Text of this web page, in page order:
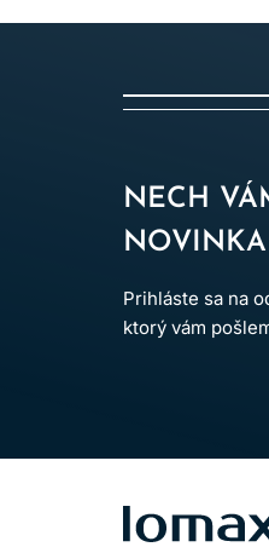
Vyvíjač Inoa
Inoa farby na
tóny pre teplejší
pravidelné
NECH
Prihláste sa na
ktorý vám
LOMAX